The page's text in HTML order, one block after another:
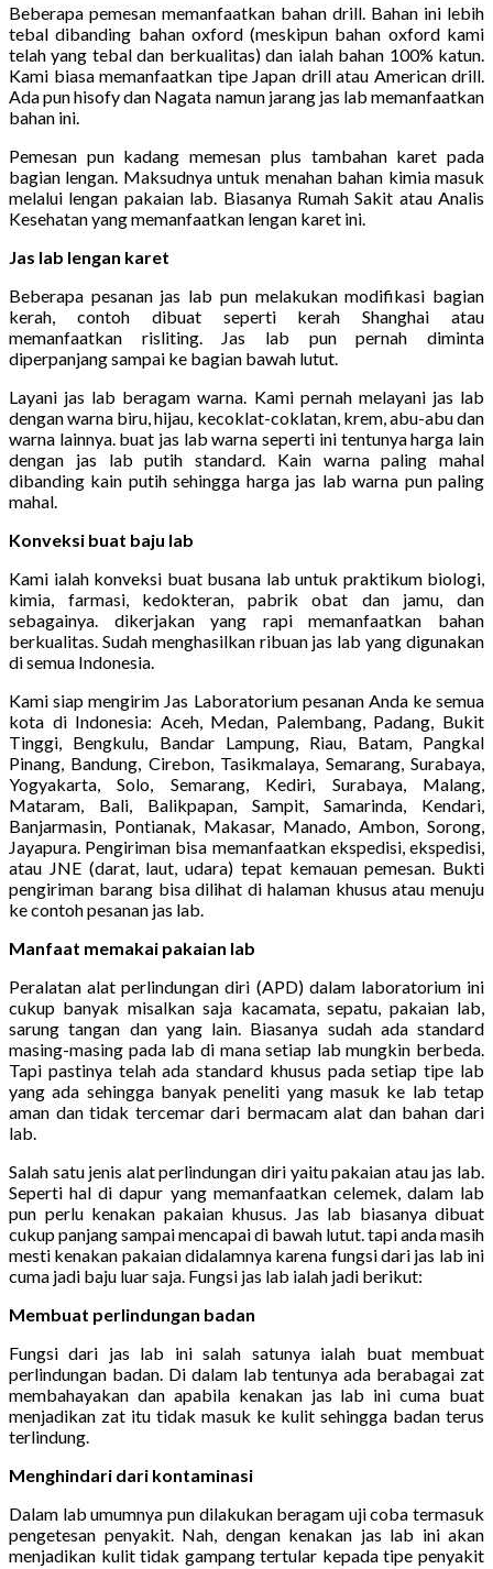
Beberapa pemesan memanfaatkan bahan drill. Bahan ini lebih
tebal dibanding bahan oxford (meskipun bahan oxford kami
telah yang tebal dan berkualitas) dan ialah bahan 100% katun.
Kami biasa memanfaatkan tipe Japan drill atau American drill.
Ada pun hisofy dan Nagata namun jarang jas lab memanfaatkan
bahan ini.
Pemesan pun kadang memesan plus tambahan karet pada
bagian lengan. Maksudnya untuk menahan bahan kimia masuk
melalui lengan pakaian lab. Biasanya Rumah Sakit atau Analis
Kesehatan yang memanfaatkan lengan karet ini.
Jas lab lengan karet
Beberapa pesanan jas lab pun melakukan modifikasi bagian
kerah, contoh dibuat seperti kerah Shanghai atau
memanfaatkan risliting. Jas lab pun pernah diminta
diperpanjang sampai ke bagian bawah lutut.
Layani jas lab beragam warna. Kami pernah melayani jas lab
dengan warna biru, hijau, kecoklat-coklatan, krem, abu-abu dan
warna lainnya. buat jas lab warna seperti ini tentunya harga lain
dengan jas lab putih standard. Kain warna paling mahal
dibanding kain putih sehingga harga jas lab warna pun paling
mahal.
Konveksi buat baju lab
Kami ialah konveksi buat busana lab untuk praktikum biologi,
kimia, farmasi, kedokteran, pabrik obat dan jamu, dan
sebagainya. dikerjakan yang rapi memanfaatkan bahan
berkualitas. Sudah menghasilkan ribuan jas lab yang digunakan
di semua Indonesia.
Kami siap mengirim Jas Laboratorium pesanan Anda ke semua
kota di Indonesia: Aceh, Medan, Palembang, Padang, Bukit
Tinggi, Bengkulu, Bandar Lampung, Riau, Batam, Pangkal
Pinang, Bandung, Cirebon, Tasikmalaya, Semarang, Surabaya,
Yogyakarta, Solo, Semarang, Kediri, Surabaya, Malang,
Mataram, Bali, Balikpapan, Sampit, Samarinda, Kendari,
Banjarmasin, Pontianak, Makasar, Manado, Ambon, Sorong,
Jayapura. Pengiriman bisa memanfaatkan ekspedisi, ekspedisi,
atau JNE (darat, laut, udara) tepat kemauan pemesan. Bukti
pengiriman barang bisa dilihat di halaman khusus atau menuju
ke contoh pesanan jas lab.
Manfaat memakai pakaian lab
Peralatan alat perlindungan diri (APD) dalam laboratorium ini
cukup banyak misalkan saja kacamata, sepatu, pakaian lab,
sarung tangan dan yang lain. Biasanya sudah ada standard
masing-masing pada lab di mana setiap lab mungkin berbeda.
Tapi pastinya telah ada standard khusus pada setiap tipe lab
yang ada sehingga banyak peneliti yang masuk ke lab tetap
aman dan tidak tercemar dari bermacam alat dan bahan dari
lab.
Salah satu jenis alat perlindungan diri yaitu pakaian atau jas lab.
Seperti hal di dapur yang memanfaatkan celemek, dalam lab
pun perlu kenakan pakaian khusus. Jas lab biasanya dibuat
cukup panjang sampai mencapai di bawah lutut. tapi anda masih
mesti kenakan pakaian didalamnya karena fungsi dari jas lab ini
cuma jadi baju luar saja. Fungsi jas lab ialah jadi berikut:
Membuat perlindungan badan
Fungsi dari jas lab ini salah satunya ialah buat membuat
perlindungan badan. Di dalam lab tentunya ada berabagai zat
membahayakan dan apabila kenakan jas lab ini cuma buat
menjadikan zat itu tidak masuk ke kulit sehingga badan terus
terlindung.
Menghindari dari kontaminasi
Dalam lab umumnya pun dilakukan beragam uji coba termasuk
pengetesan penyakit. Nah, dengan kenakan jas lab ini akan
menjadikan kulit tidak gampang tertular kepada tipe penyakit